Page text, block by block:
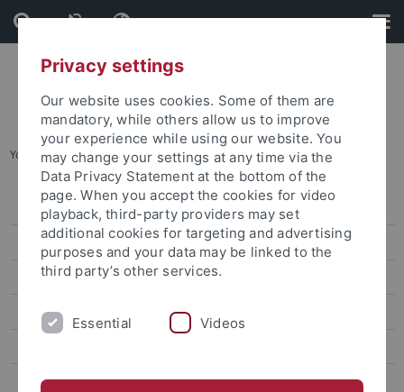
Skip
to
content
Skip
to
footer
You are here: Startseite ... Vom Wort zur Tat
Pressemitteilungen
attempto online
Newsletter Uni Tübingen aktuell
Forschungsmagazin Attempto
Ein Leichtgewicht, das schwer zu fassen ist
Privacy settings
Our website uses cookies. Some of them are
mandatory, while others allow us to improve
your experience while using our website. You
may change your settings at any time via the
Data Privacy Statement at the bottom of the
page. When you accept the cookies for video
playback, third-party providers may set
additional cookies for targeting and advertising
purposes and your data may be linked to the
third party’s other services.
Essential Videos